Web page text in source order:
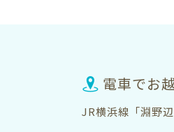
電車でお
JR横浜線「淵野